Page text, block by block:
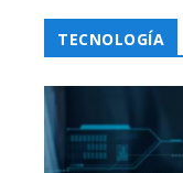
TECNOLOGÍA